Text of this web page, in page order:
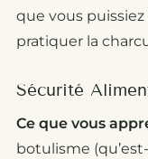
que vous
pratiquer la
Sécurité
Ce que vous
botulisme